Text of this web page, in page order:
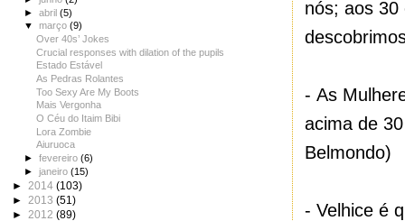
nós; aos
- As
acima de
Belmondo)
- Velhice é
►abril(5)
▼março(9)
Over 40s’ Jokes
Crucial responses with dilation of the pupils
Estado Estável
As Pedras Rolantes
Too Sexy Are My Boots
Mais Vergonha
O Céu do Itaim Bibi
Lora Zombie
Aiuruoca
►fevereiro(6)
►janeiro(15)
► 2014 (103)
► 2013 (51)
► 2012 (89)